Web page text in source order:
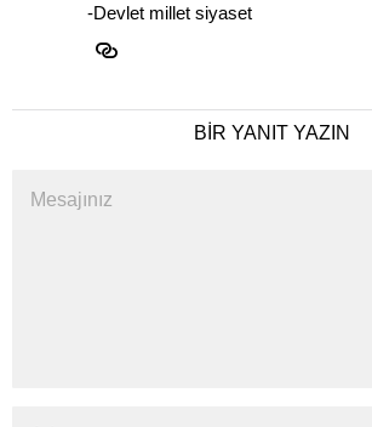
-Devlet millet siyaset
BIR YANIT YAZIN